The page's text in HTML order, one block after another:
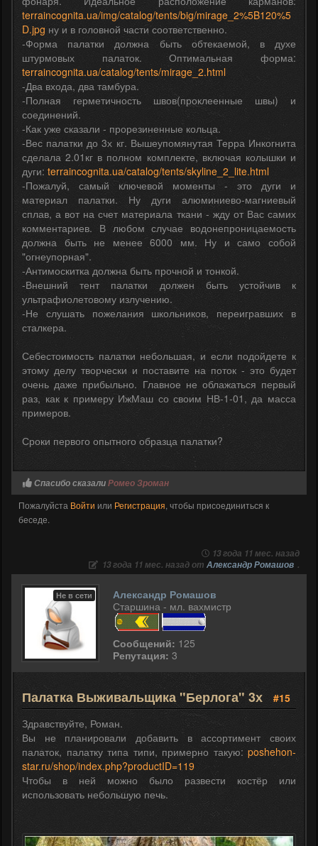
terraincognita.ua/img/catalog/tents/big/mirage_2%5B120%5
D.jpg ну и в головной части соответственно.
-Форма палатки должна быть обтекаемой, в духе
штурмовых палаток. Оптимальная форма:
terraincognita.ua/catalog/tents/mirage_2.html
-Два входа, два тамбура.
-Полная герметичность швов(проклеенные швы) и
соединений.
-Как уже сказали - прорезиненные кольца.
-Вес палатки до 3х кг. Вышеупомянутая Терра Инкогнита
сделала 2.01кг в полном комплекте, включая колышки и
дуги: terraincognita.ua/catalog/tents/skyline_2_lite.html
-Пожалуй, самый ключевой моменты - это дуги и
материал палатки. Ну дуги алюминиево-магниевый
сплав, а вот на счет материала ткани - жду от Вас самих
комментариев. В любом случае водонепроницаемость
должна быть не менее 6000 мм. Ну и само собой
"огнеупорная".
-Антимоскитка должна быть прочной и тонкой.
-Внешний тент палатки должен быть устойчив к
ультрафиолетовому излучению.
-Не слушать пожелания школьников, переигравших в
сталкера.
Себестоимость палатки небольшая, и если подойдете к
этому делу творчески и поставите на поток - это будет
очень даже прибыльно. Главное не облажаться первый
раз, как к примеру ИжМаш со своим НВ-1-01, да масса
примеров.
Сроки первого опытного образца палатки?
Спасибо сказалиРомео Зроман
Пожалуйста Войти или Регистрация, чтобы присоединиться к
беседе.
13 года 11 мес. назад
13 года 11 мес. назад от Александр Ромашов .
Не в сети
Александр Ромашов
Старшина - мл. вахмистр
Сообщений: 125
Репутация: 3
Палатка Выживальщика "Берлога" 3х
#15
Здравствуйте, Роман.
Вы не планировали добавить в ассортимент своих
палаток, палатку типа типи, примерно такую: poshehon-
star.ru/shop/index.php?productID=119
Чтобы в ней можно было развести костёр или
использовать небольшую печь.